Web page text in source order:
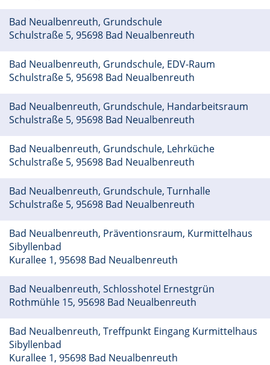
Bad Neualbenreuth, Grundschule
Schulstraße 5, 95698 Bad Neualbenreuth
Bad Neualbenreuth, Grundschule, EDV-Raum
Schulstraße 5, 95698 Bad Neualbenreuth
Bad Neualbenreuth, Grundschule, Handarbeitsraum
Schulstraße 5, 95698 Bad Neualbenreuth
Bad Neualbenreuth, Grundschule, Lehrküche
Schulstraße 5, 95698 Bad Neualbenreuth
Bad Neualbenreuth, Grundschule, Turnhalle
Schulstraße 5, 95698 Bad Neualbenreuth
Bad Neualbenreuth, Präventionsraum, Kurmittelhaus
Sibyllenbad
Kurallee 1, 95698 Bad Neualbenreuth
Bad Neualbenreuth, Schlosshotel Ernestgrün
Rothmühle 15, 95698 Bad Neualbenreuth
Bad Neualbenreuth, Treffpunkt Eingang Kurmittelhaus
Sibyllenbad
Kurallee 1, 95698 Bad Neualbenreuth